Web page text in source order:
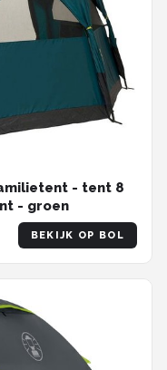
- tent 8
- groen
BEKIJK OP BOL